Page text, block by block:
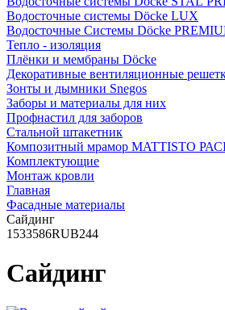
Водосточные системы Döcke LUX
Водосточные Системы Döcke
Тепло - изоляция
Плёнки и мембраны Döcke
Декоративные вентиляционные
Зонты и дымники Snegos
Заборы и материалы для них
Профнастил для заборов
Стальной штакетник
Композитный мрамор MATTISTO
Комплектующие
Монтаж кровли
Главная
Фасадные материалы
Сайдинг
1533586RUB244
Сайдинг